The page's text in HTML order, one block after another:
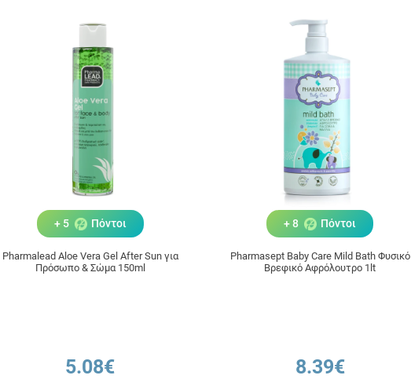
+ 5 Πόντοι
Pharmalead Aloe Vera Gel After Sun για
Πρόσωπο & Σώμα 150ml
5.08€
+ 8 Πόντοι
Pharmasept Baby Care Mild Bath Φυσικό
Βρεφικό Αφρόλουτρο 1lt
8.39€